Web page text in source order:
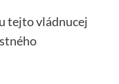
tejto vládnucej